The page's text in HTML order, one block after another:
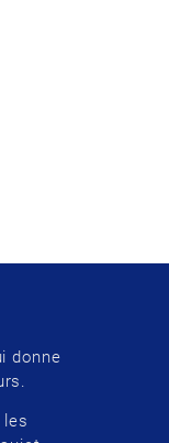
donne
les